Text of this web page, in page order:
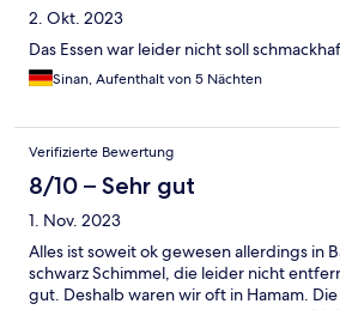
2. Okt. 2023
Das Essen war leider nicht soll
Sinan, Aufenthalt von 5 Nächten
Verifizierte Bewertung
8/10 – Sehr gut
1. Nov. 2023
Alles ist soweit ok gewesen allerdings in
schwarz Schimmel, die leider nicht
gut. Deshalb waren wir oft in Hamam.